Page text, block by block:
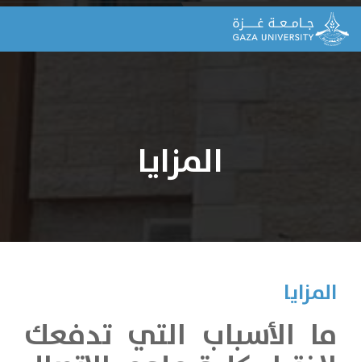
المزايا
المزايا
ما الأسباب التي تدفعك